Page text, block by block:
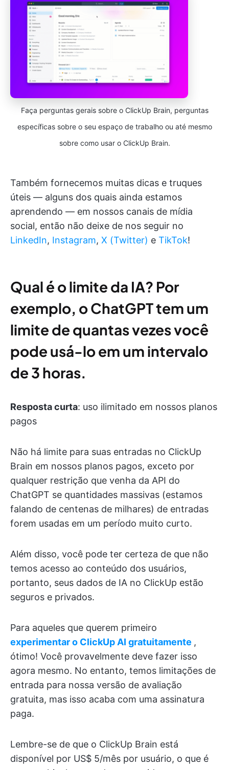
Faça perguntas gerais sobre o ClickUp Brain, perguntas
específicas sobre o seu espaço de trabalho ou até mesmo
sobre como usar o ClickUp Brain.
Também fornecemos muitas dicas e truques
úteis — alguns dos quais ainda estamos
aprendendo — em nossos canais de mídia
social, então não deixe de nos seguir no
LinkedIn, Instagram, X (Twitter) e TikTok!
Qual é o limite da IA? Por
exemplo, o ChatGPT tem um
limite de quantas vezes você
pode usá-lo em um intervalo
de 3 horas.
Resposta curta: uso ilimitado em nossos planos
pagos
Não há limite para suas entradas no ClickUp
Brain em nossos planos pagos, exceto por
qualquer restrição que venha da API do
ChatGPT se quantidades massivas (estamos
falando de centenas de milhares) de entradas
forem usadas em um período muito curto.
Além disso, você pode ter certeza de que não
temos acesso ao conteúdo dos usuários,
portanto, seus dados de IA no ClickUp estão
seguros e privados.
Para aqueles que querem primeiro
experimentar o ClickUp AI gratuitamente ,
ótimo! Você provavelmente deve fazer isso
agora mesmo. No entanto, temos limitações de
entrada para nossa versão de avaliação
gratuita, mas isso acaba com uma assinatura
paga.
Lembre-se de que o ClickUp Brain está
disponível por US$ 5/mês por usuário, o que é